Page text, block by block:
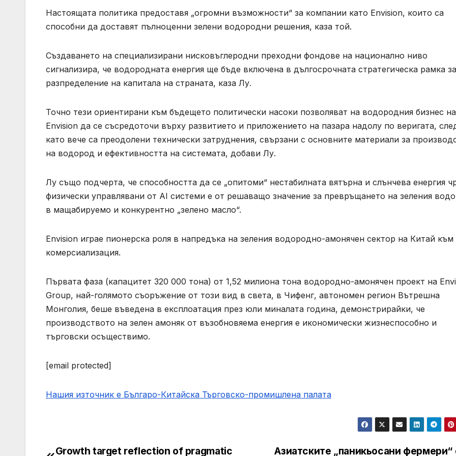
Настоящата политика предоставя „огромни възможности“ за компании като Envision, които са
способни да доставят пълноценни зелени водородни решения, каза той.
Създаването на специализирани нисковъглеродни преходни фондове на национално ниво
сигнализира, че водородната енергия ще бъде включена в дългосрочната стратегическа рамка за
разпределение на капитала на страната, каза Лу.
Точно тези ориентирани към бъдещето политически насоки позволяват на водородния бизнес на
Envision да се съсредоточи върху развитието и приложението на пазара надолу по веригата,
като вече са преодолени технически затруднения, свързани с основните материали за
на водород и ефективността на системата, добави Лу.
Лу също подчерта, че способността да се „опитоми“ нестабилната вятърна и слънчева енергия
физически управлявани от AI системи е от решаващо значение за превръщането на зеления
в мащабируемо и конкурентно „зелено масло“.
Envision играе пионерска роля в напредъка на зеления водородно-амонячен сектор на Китай към
комерсиализация.
Първата фаза (капацитет 320 000 тона) от 1,52 милиона тона водородно-амонячен проект на
Group, най-голямото съоръжение от този вид в света, в Чифенг, автономен регион Вътрешна
Монголия, беше въведена в експлоатация през юли миналата година, демонстрирайки, че
производството на зелен амоняк от възобновяема енергия е икономически жизнеспособно и
търговски осъществимо.
[email protected]
Нашия източник е Българо-Китайска Търговско-промишлена палaта
Азиатските „паникьосани фермери“
Growth target reflection of pragmatic